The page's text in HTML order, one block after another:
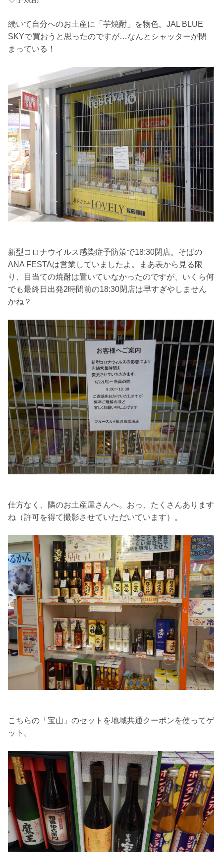
続いて自分へのお土産に「芋焼酎」を物色。JAL BLUE
SKYで買おうと思ったのですが…なんとシャッターが閉
まっている！
新型コロナウイルス感染症予防策で18:30閉店。そばの
ANA FESTAは営業していましたよ。まあ表から見る限
り、目当ての焼酎は置いていなかったのですが、いくら何
でも最終日出発2時間前の18:30閉店は早すぎやしません
かね？
仕方なく、隣のお土産屋さんへ。おっ、たくさんあります
ね（許可を得て撮影させていただいています）。
こちらの「宝山」のセットを地域共通クーポンを使ってゲ
ット。